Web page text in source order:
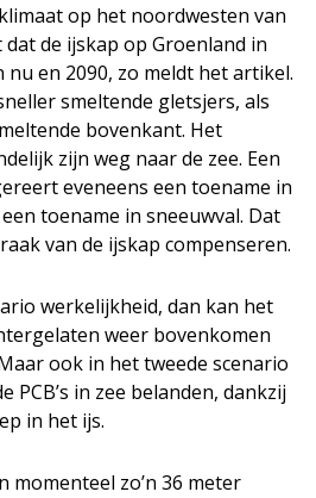
op het noordwesten van
de ijskap op Groenland in
nu en 2090, zo meldt het artikel.
smeltende gletsjers, als
bovenkant. Het
zijn weg naar de zee. Een
eveneens een toename in
toename in sneeuwval. Dat
van de ijskap compenseren.
werkelijkheid, dan kan het
weer bovenkomen
ook in het tweede scenario
PCB’s in zee belanden, dankzij
in het ijs.
momenteel zo’n 36 meter